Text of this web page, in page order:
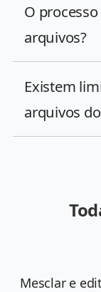
O
arquivos?
Existem
arquivos
Mesclar e